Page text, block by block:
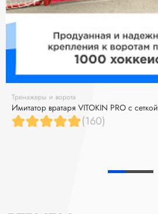
Тренажеры и ворота
Имитатор вратаря VITOKIN PRO с сеткой
(160)